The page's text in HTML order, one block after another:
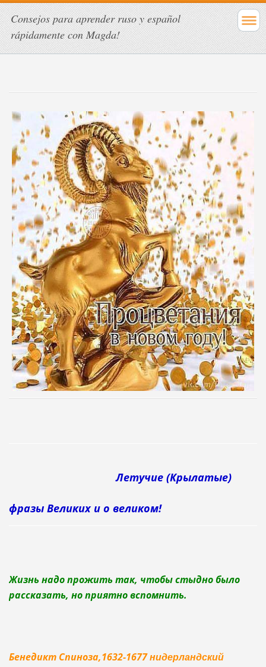
Consejos para aprender ruso y español
rápidamente con Magda!
Летучие (Крылатые)
фразы Великих и о великом!
Жизнь надо прожить так, чтобы стыдно было
рассказать, но приятно вспомнить.
Бенедикт Спиноза,1632-1677нидерландский